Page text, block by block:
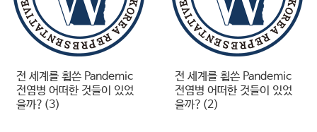
전 세계를 휩쓴 Pandemic
전염병 어떠한 것들이 있었
을까?(3)
전 세계를 휩쓴 Pandemic
전염병 어떠한 것들이 있었
을까?(2)